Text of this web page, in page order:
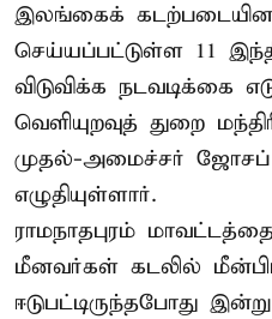
இலங்கைக்
செய்யப்பட்டுள்ள 11
விடுவிக்க நடவடிக்கை
வெளியுறவுத் துறை
முதல்-அமைச்சர் ஜோசப்
எழுதியுள்ளார்.
ராமநாதபுரம்
மீனவர்கள் கடலில்
ஈடுபட்டிருந்தபோது